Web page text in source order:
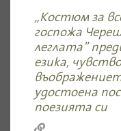
„Костюм за
госпожа
леглата”
езика,
удостоена
поезията си